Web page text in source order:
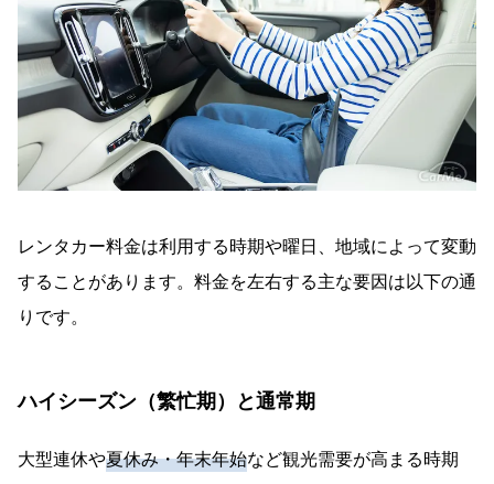
レンタカー料金は利用する時期や曜日、地域によって変動
することがあります。料金を左右する主な要因は以下の通
りです。
ハイシーズン（繁忙期）と通常期
大型連休や夏休み・年末年始など観光需要が高まる時期